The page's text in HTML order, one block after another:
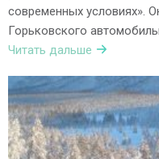
современных условиях».
Горьковского
Читать дальше